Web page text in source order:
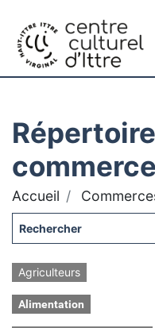
Accueil
Agriculteurs
Alimentation